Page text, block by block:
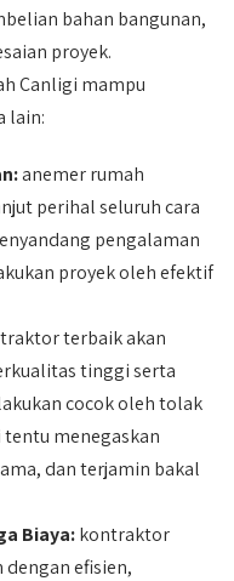
bahan bangunan,
proyek.
Canligi mampu
lain:
anemer rumah
perihal seluruh cara
pengalaman
proyek oleh efektif
terbaik akan
tinggi serta
cocok oleh tolak
menegaskan
dan terjamin bakal
Biaya:kontraktor
dengan efisien,